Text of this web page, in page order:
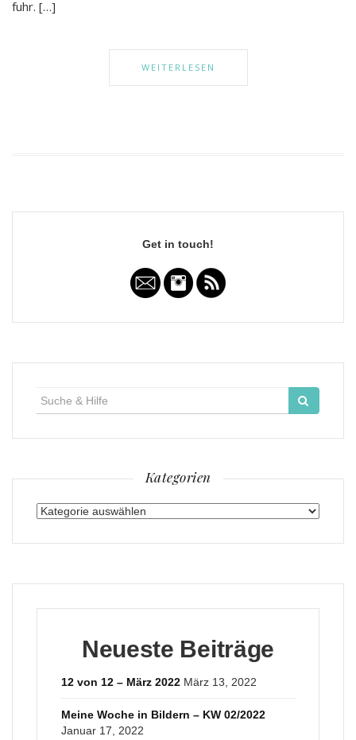
fuhr. […]
WEITERLESEN
Get in touch!
Kategorien
Kategorien
Neueste Beiträge
12 von 12 – März 2022 März 13, 2022
Meine Woche in Bildern – KW 02/2022
Januar 17, 2022